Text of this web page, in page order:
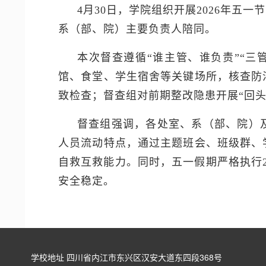
4月30日，学院组织开展2026年五一
系（部、院）主要负责人陪同。
本次督查遵循“谁主管、谁负责”“三
馆、食堂、学生宿舍等关键场所，核查
致检查；督查组对前期整改隐患开展“回
督查组强调，各处室、系（部、院
人员流动特点，通过主题班会、班级群
自救互救能力。同时，五一假期严格执
安全稳定。
学校地址 四川省内江市东兴区汉安大道东四段368号